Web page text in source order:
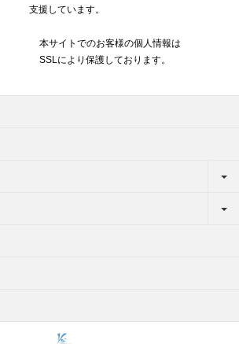
支援しています。
本サイトでのお客様の個人情報は
SSLにより保護しております。